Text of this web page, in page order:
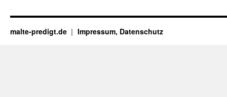
malte-predigt.de Impressum, Datenschutz